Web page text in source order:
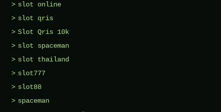
slot online
slot qris
Slot Qris 10k
slot spaceman
slot thailand
slot777
slot88
spaceman